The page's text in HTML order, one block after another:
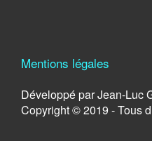
Mentions légales
Développé par Jean-Luc
Copyright © 2019 - Tous